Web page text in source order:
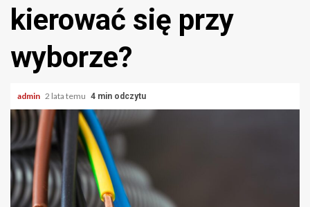
kierować się przy
wyborze?
admin 2 lata temu 4 min odczytu